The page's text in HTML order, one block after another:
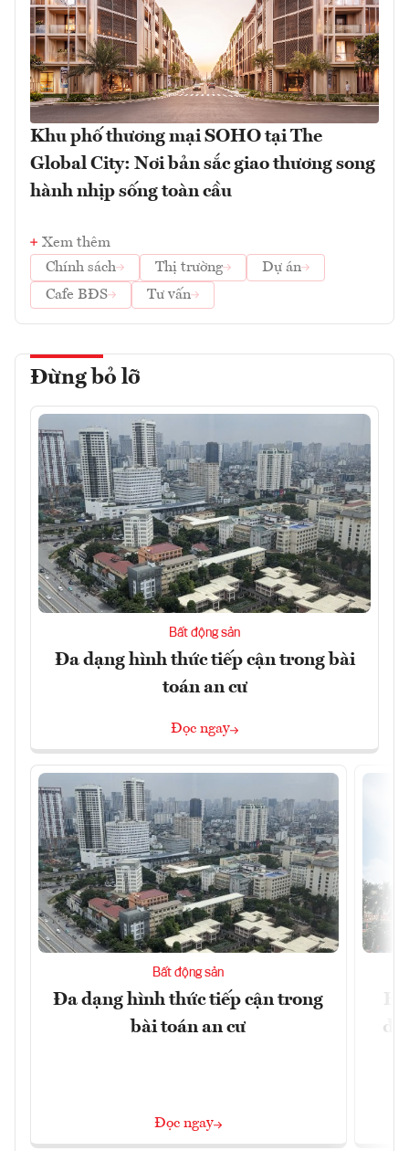
Khu phố thương mại SOHO tại The
Global City: Nơi bản sắc giao thương song
hành nhịp sống toàn cầu
Xem thêm
Chính sách
Thị trường
Dự án
Cafe BĐS
Tư vấn
Đừng bỏ lỡ
Bất động sản
Đa dạng hình thức tiếp cận trong bài
toán an cư
Đọc ngay
Bất động sản
Đa dạng hình thức tiếp cận trong
bài toán an cư
Đọc ngay